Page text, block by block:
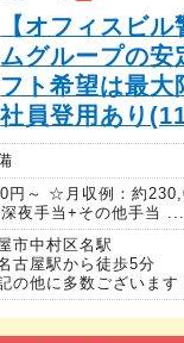
【オフィスビ
ムグループの安
フト希望は最
社員登用あり
円～ ☆月収例：約
夜手当+その他手当 ...
市中村区名駅
古屋駅から徒歩5分
の他に多数ございます